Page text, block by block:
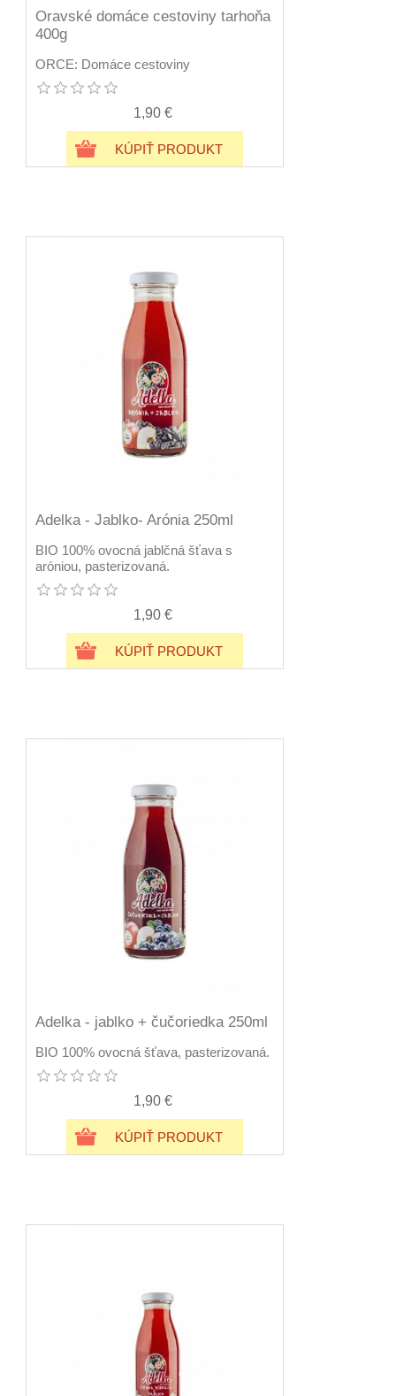
Oravské domáce cestoviny tarhoňa
400g
ORCE: Domáce cestoviny
1,90 €
KÚPIŤ PRODUKT
Adelka - Jablko- Arónia 250ml
BIO 100% ovocná jablčná šťava s
aróniou, pasterizovaná.
1,90 €
KÚPIŤ PRODUKT
Adelka - jablko + čučoriedka 250ml
BIO 100% ovocná šťava, pasterizovaná.
1,90 €
KÚPIŤ PRODUKT